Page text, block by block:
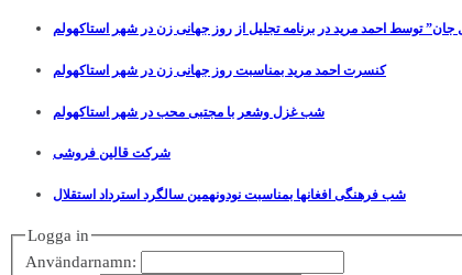
جان” توسط احمد مرید در برنامه تجلیل از روز جهانی زن در شهر استاکهولم
کنسرت احمد مرید بمناسبت روز جهانی زن در شهر استاکهولم
شب غزل وشعر با مجتبی محب در شهر استاکهولم
شرکت قالین فروشی
شب فرهنگی افغانها بمناسبت نودونهمین سالگرد استرداد استقلال
Logga in
Användarnamn: